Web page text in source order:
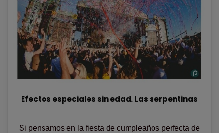
Efectos especiales sin edad. Las serpentinas
Si pensamos en la fiesta de cumpleaños perfecta de